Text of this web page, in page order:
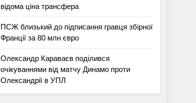
відома ціна трансфера
ПСЖ близький до підписання гравця збірної
Франції за 80 млн євро
Олександр Караваєв поділився
очікуваннями від матчу Динамо проти
Олександрії в УПЛ